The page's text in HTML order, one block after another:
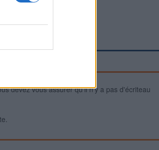
devez vous assurer qu'il n'y a pas d'écriteau